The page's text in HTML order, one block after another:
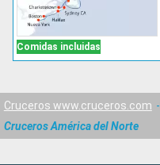
Comidas incluidas
Cruceros www.cruceros.com
Cruceros América del Norte